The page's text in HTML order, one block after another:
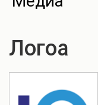
Логоа